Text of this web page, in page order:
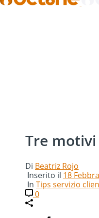
Tre
Di Beatriz Rojo
Inserito il 18
In Tips servizio
0